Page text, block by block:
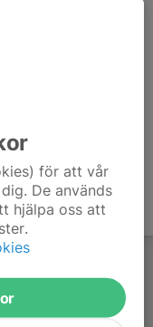
för att vår
De används
hjälpa oss att